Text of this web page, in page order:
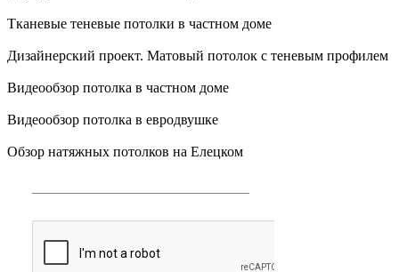
Тканевые теневые потолки в частном доме
Дизайнерский проект. Матовый потолок с теневым профилем
Видеообзор потолка в частном доме
Видеообзор потолка в евродвушке
Обзор натяжных потолков на Елецком